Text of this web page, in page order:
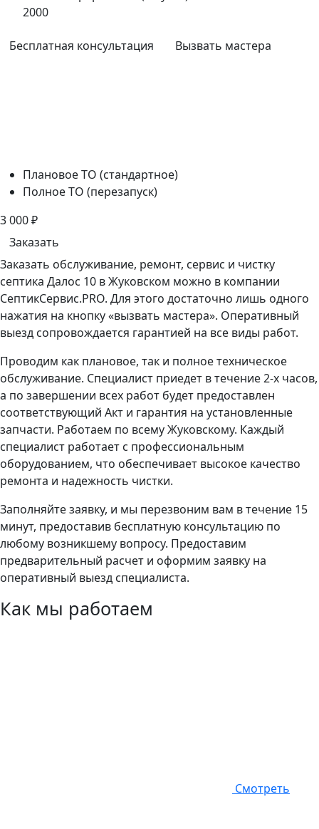
2000
Бесплатная консультация Вызвать мастера
Плановое ТО (стандартное)
Полное ТО (перезапуск)
3 000₽
Заказать
Заказать обслуживание, ремонт, сервис и чистку
септика Далос 10 в Жуковском можно в компании
СептикСервис.PRO. Для этого достаточно лишь одного
нажатия на кнопку «вызвать мастера». Оперативный
выезд сопровождается гарантией на все виды работ.
Проводим как плановое, так и полное техническое
обслуживание. Специалист приедет в течение 2-х часов,
а по завершении всех работ будет предоставлен
соответствующий Акт и гарантия на установленные
запчасти. Работаем по всему Жуковскому. Каждый
специалист работает с профессиональным
оборудованием, что обеспечивает высокое качество
ремонта и надежность чистки.
Заполняйте заявку, и мы перезвоним вам в течение 15
минут, предоставив бесплатную консультацию по
любому возникшему вопросу. Предоставим
предварительный расчет и оформим заявку на
оперативный выезд специалиста.
Как мы работаем
Смотреть